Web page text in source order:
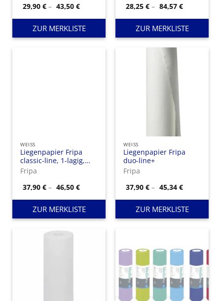
29,90€ – 43,50€Preisspanne:
29,90 €
bis
43,50 €
ZUR MERKLISTE
28,25€ – 84,57€
28,25 €
bis
84,57 €
ZUR MERKLISTE
WEISS
Liegenpapier Fripa
classic-line, 1-lagig,
Länge 50 m
Fripa
37,90€ – 46,50€Preisspanne:
37,90 €
bis
46,50 €
ZUR MERKLISTE
WEISS
Liegenpapier Fripa
duo-line+
Fripa
37,90€ – 45,34€
37,90 €
bis
45,34 €
ZUR MERKLISTE